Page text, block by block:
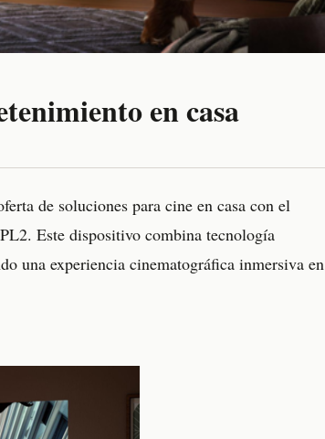
en casa
de soluciones para cine en casa con el
Este dispositivo combina tecnología
una experiencia cinematográfica inmersiva en